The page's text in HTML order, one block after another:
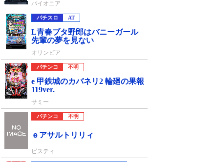
パイオニア
パチスロ AT
L青春ブタ野郎はバニーガール
先輩の夢を見ない
オリンピア
パチンコ 不明
e 甲鉄城のカバネリ2 輪廻の果報
119ver.
サミー
パチンコ 不明
ｅアサルトリリィ
ビスティ